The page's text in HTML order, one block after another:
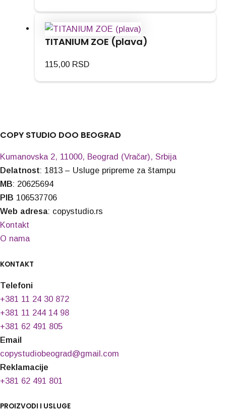
TITANIUM ZOE (plava)
115,00 RSD
COPY STUDIO DOO BEOGRAD
Kumanovska 2, 11000, Beograd (Vračar), Srbija
Delatnost: 1813 – Usluge pripreme za štampu
MB: 20625694
PIB 106537706
Web adresa: copystudio.rs
Kontakt
O nama
KONTAKT
Telefoni
+381 11 24 30 872
+381 11 244 14 98
+381 62 491 805
Email
copystudiobeograd@gmail.com
Reklamacije
+381 62 491 801
PROIZVODI I USLUGE